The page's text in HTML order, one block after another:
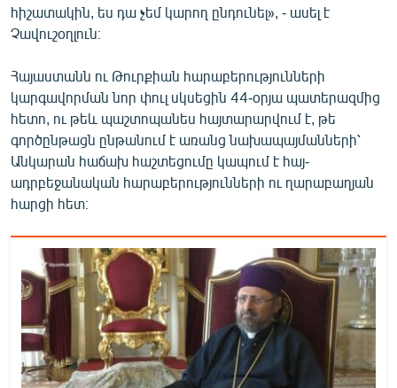
հիշատակին, ես դա չեմ կարող ընդունել», - ասել է
Չավուշօղլուն։
Հայաստանն ու Թուրքիան հարաբերությունների
կարգավորման նոր փուլ սկսեցին 44-օրյա պատերազմից
հետո, ու թեև պաշտոպանես հայտարարվում է, թե
գործընթացն ընթանում է առանց նախապայմանների՝
Անկարան հաճախ հաշտեցումը կապում է հայ-
ադրբեջանական հարաբերությունների ու ղարաբաղյան
հարցի հետ։